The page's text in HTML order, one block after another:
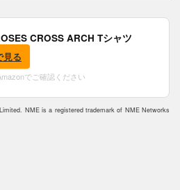
CROSS ARCH Tシャツ
る
でご確認ください
NME is a registered trademark of NME Networks